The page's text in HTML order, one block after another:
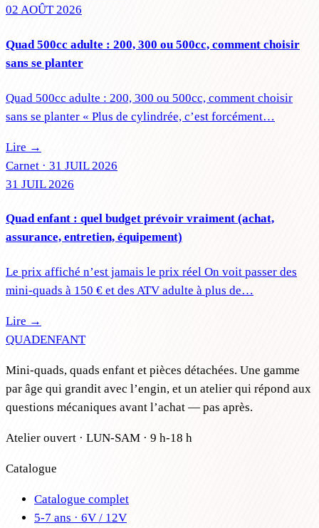
02 AOÛT 2026
Quad 500cc adulte : 200, 300 ou 500cc, comment choisir
sans se planter
Quad 500cc adulte : 200, 300 ou 500cc, comment choisir
sans se planter « Plus de cylindrée, c’est forcément…
Lire →
Carnet · 31 JUIL 2026
31 JUIL 2026
Quad enfant : quel budget prévoir vraiment (achat,
assurance, entretien, équipement)
Le prix affiché n’est jamais le prix réel On voit passer des
mini-quads à 150 € et des ATV adulte à plus de…
Lire →
QUADENFANT
Mini-quads, quads enfant et pièces détachées. Une gamme
par âge qui grandit avec l’engin, et un atelier qui répond aux
questions mécaniques avant l’achat — pas après.
Atelier ouvert · LUN-SAM · 9 h-18 h
Catalogue
Catalogue complet
5-7 ans · 6V / 12V